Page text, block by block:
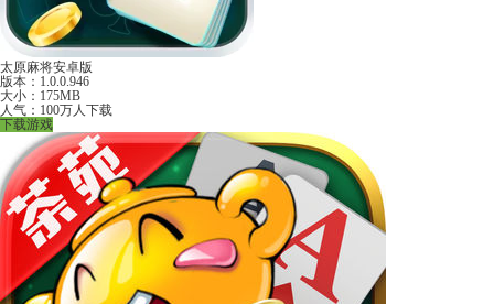
太原麻将安卓版
版本：1.0.0.946
大小：175MB
人气：100万人下载
下载游戏